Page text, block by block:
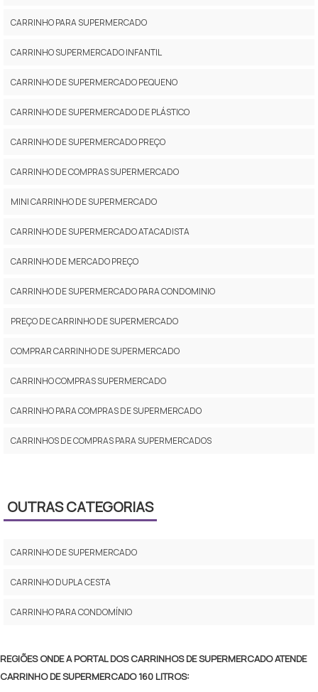
CARRINHO PARA SUPERMERCADO
CARRINHO SUPERMERCADO INFANTIL
CARRINHO DE SUPERMERCADO PEQUENO
CARRINHO DE SUPERMERCADO DE PLÁSTICO
CARRINHO DE SUPERMERCADO PREÇO
CARRINHO DE COMPRAS SUPERMERCADO
MINI CARRINHO DE SUPERMERCADO
CARRINHO DE SUPERMERCADO ATACADISTA
CARRINHO DE MERCADO PREÇO
CARRINHO DE SUPERMERCADO PARA CONDOMINIO
PREÇO DE CARRINHO DE SUPERMERCADO
COMPRAR CARRINHO DE SUPERMERCADO
CARRINHO COMPRAS SUPERMERCADO
CARRINHO PARA COMPRAS DE SUPERMERCADO
CARRINHOS DE COMPRAS PARA SUPERMERCADOS
CARRINHO SUPERMERCADO 2 CESTOS
COMPRAR CARRINHO DE MERCADO
OUTRAS CATEGORIAS
CARRINHO DE SUPERMERCADO
CARRINHO DUPLA CESTA
CARRINHO PARA CONDOMÍNIO
REGIÕES ONDE A PORTAL DOS CARRINHOS DE SUPERMERCADO ATENDE
CARRINHO DE SUPERMERCADO 160 LITROS: